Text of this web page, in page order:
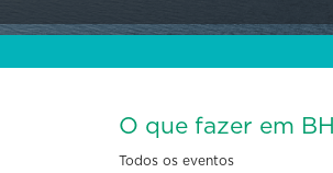
O que fazer em BH
Todos os eventos